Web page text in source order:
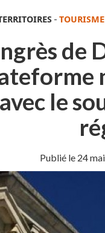
- TOURISME
de
le
Publié le 24